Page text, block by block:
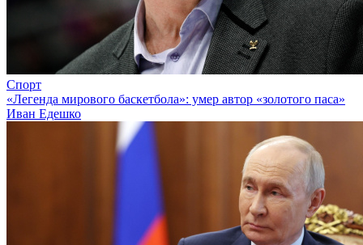
Спорт
«Легенда мирового баскетбола»: умер автор «золотого паса»
Иван Едешко